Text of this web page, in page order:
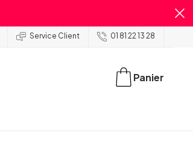
Service Client 01 81 22 13 28
Panier